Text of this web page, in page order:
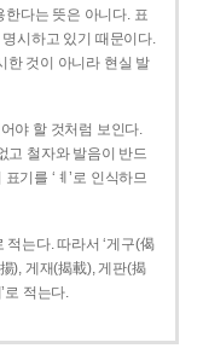
한다는 뜻은 아니다. 표
시하고 있기 때문이다.
한 것이 아니라 현실 발
어야 할 것처럼 보인다.
고 철자와 발음이 반드
기를 ‘ㅖ’로 인식하므
적는다. 따라서 ‘게구(偈
), 게재(揭載), 게판(揭
로 적는다.